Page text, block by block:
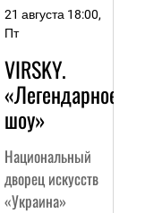
21 августа 18:00,
Пт
VIRSKY.
«Легендарное
шоу»
Национальный
дворец искусств
«Украина»